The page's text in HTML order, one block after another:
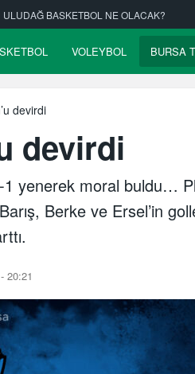
Bursaspor’un fikstürü çekiliyor
VOLEYBOL BURSA
devirdi
devirdi
1 yenerek moral buldu…
Berke ve Ersel’in
20:21